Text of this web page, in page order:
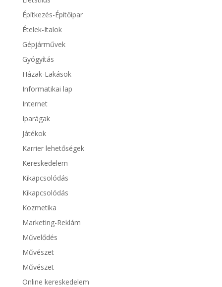
Építkezés-Építőipar
Ételek-Italok
Gépjárművek
Gyógyítás
Házak-Lakások
Informatikai lap
Internet
Iparágak
Játékok
Karrier lehetőségek
Kereskedelem
Kikapcsolódás
Kikapcsolódás
Kozmetika
Marketing-Reklám
Művelődés
Művészet
Művészet
Online kereskedelem